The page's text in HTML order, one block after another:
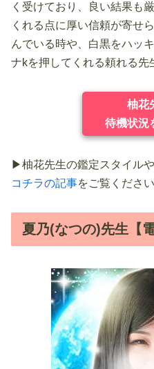
く受けており、良い結果も
くれる点に厚い信頼が寄せ
んでいる時や、白黒をハッ
ナkを押してくれる頼れる先
柚花
待機状況
▶柚花先生の鑑定スタイル
コチラの記事をご覧ください
夏乃(なつの)先生【